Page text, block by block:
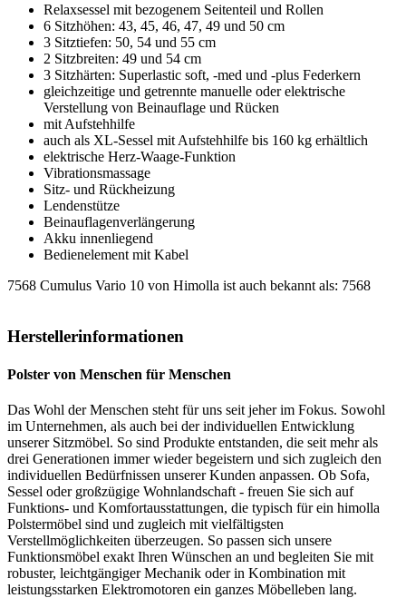
Relaxsessel mit bezogenem Seitenteil und Rollen
6 Sitzhöhen: 43, 45, 46, 47, 49 und 50 cm
3 Sitztiefen: 50, 54 und 55 cm
2 Sitzbreiten: 49 und 54 cm
3 Sitzhärten: Superlastic soft, -med und -plus Federkern
gleichzeitige und getrennte manuelle oder elektrische
Verstellung von Beinauflage und Rücken
mit Aufstehhilfe
auch als XL-Sessel mit Aufstehhilfe bis 160 kg erhältlich
elektrische Herz-Waage-Funktion
Vibrationsmassage
Sitz- und Rückheizung
Lendenstütze
Beinauflagenverlängerung
Akku innenliegend
Bedienelement mit Kabel
7568 Cumulus Vario 10 von Himolla ist auch bekannt als: 7568
Herstellerinformationen
Polster von Menschen für Menschen
Das Wohl der Menschen steht für uns seit jeher im Fokus. Sowohl
im Unternehmen, als auch bei der individuellen Entwicklung
unserer Sitzmöbel. So sind Produkte entstanden, die seit mehr als
drei Generationen immer wieder begeistern und sich zugleich den
individuellen Bedürfnissen unserer Kunden anpassen. Ob Sofa,
Sessel oder großzügige Wohnlandschaft - freuen Sie sich auf
Funktions- und Komfortausstattungen, die typisch für ein himolla
Polstermöbel sind und zugleich mit vielfältigsten
Verstellmöglichkeiten überzeugen. So passen sich unsere
Funktionsmöbel exakt Ihren Wünschen an und begleiten Sie mit
robuster, leichtgängiger Mechanik oder in Kombination mit
leistungsstarken Elektromotoren ein ganzes Möbelleben lang.